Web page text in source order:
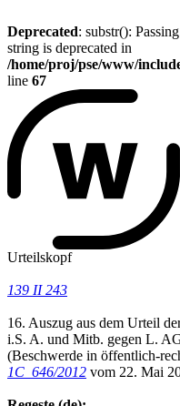
Deprecated: substr():
string is deprecated in
/home/proj/pse/www/
line 67
Urteilskopf
139 II 243
16. Auszug aus dem Urteil
i.S. A. und Mitb. gegen L.
(Beschwerde in öffentlich-
1C_646/2012 vom 22. Mai